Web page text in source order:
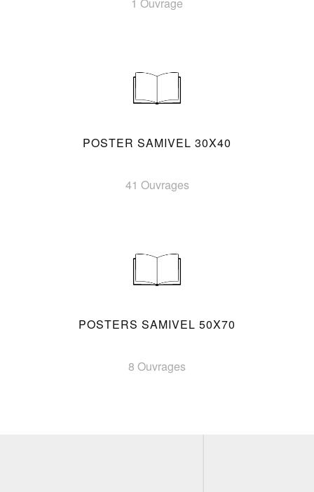
POSTER SAMIVEL 30X40
41 Ouvrages
POSTERS SAMIVEL 50X70
8 Ouvrages